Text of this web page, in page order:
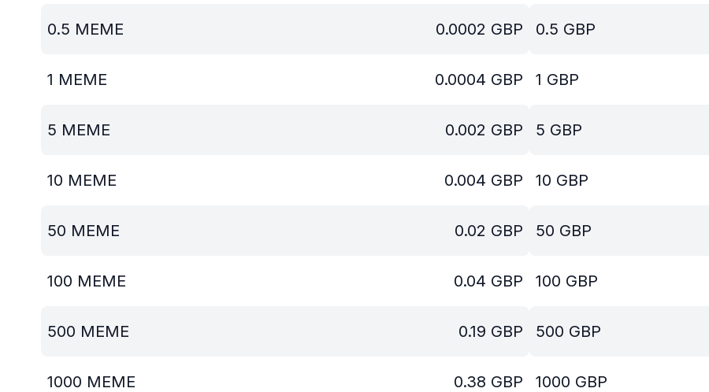
0.5 MEME 0.0002 GBP
1 MEME 0.0004 GBP
5 MEME 0.002 GBP
10 MEME 0.004 GBP
50 MEME 0.02 GBP
100 MEME 0.04 GBP
500 MEME 0.19 GBP
1000 MEME 0.38 GBP
0.5 GBP
1 GBP
5 GBP
10 GBP
50 GBP
100 GBP
500 GBP
1000 GBP